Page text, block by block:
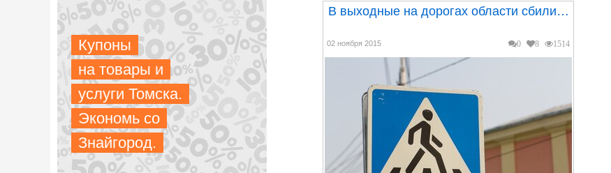
Купоны
на товары и
услуги Томска.
Экономь со
Знайгород.
В выходные на дорогах области сбили…
0 8 1514
02 ноября 2015